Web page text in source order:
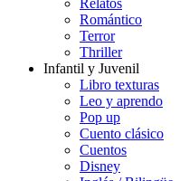
Relatos
Romántico
Terror
Thriller
Infantil y Juvenil
Libro texturas
Leo y aprendo
Pop up
Cuento clásico
Cuentos
Disney